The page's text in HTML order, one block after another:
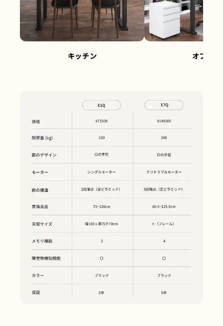
キッチン オフィス